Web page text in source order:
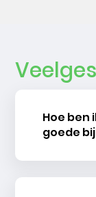
Hoe ben
goede